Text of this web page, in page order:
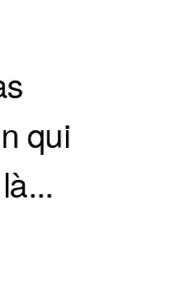
qui